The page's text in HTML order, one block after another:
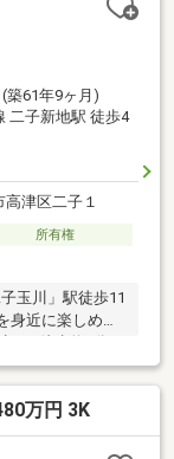
築61年9ヶ月)
二子新地駅 徒歩4
津区二子１
所有権
玉川」駅徒歩11
身近に楽しめ
、サイクリング
ます。■ スーパ
買い物も快
、ショッピング
川エリアの魅力
万円 3K